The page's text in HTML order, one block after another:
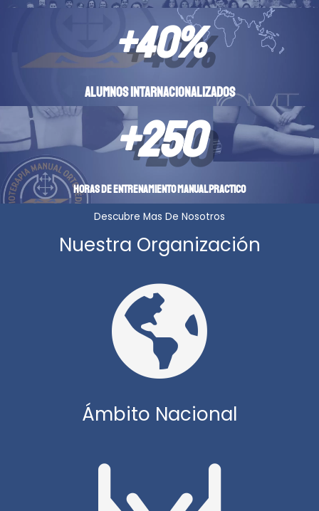
Alumnos intarnacionalizados
+40%
HORAS DE ENTRENAMIENTO MANUAL PRACTICO
+250
Descubre Mas De Nosotros
Nuestra Organización
Ámbito Nacional